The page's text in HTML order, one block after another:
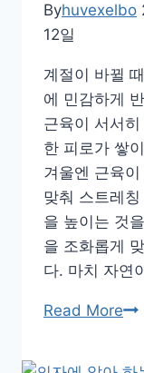
Byhuvexelbo
12일
계절이 바뀔
에 민감하게
근육이 서서
한 피로가 쌓
겨울엔 근육
맞춰 스트레
을 높이는 것
을 조화롭게
다. 마치 자연
Read More봄